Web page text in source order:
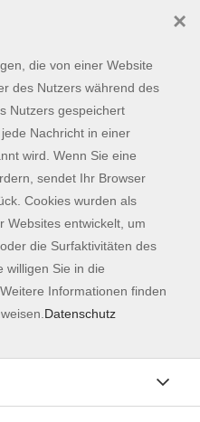
werden.
Kontaktformular
Impressum
AGB
Datenschutzerklärung
die von einer Website
des Nutzers während des
Nutzers gespeichert
Nachricht in einer
wird. Wenn Sie eine
sendet Ihr Browser
Cookies wurden als
Websites entwickelt, um
die Surfaktivitäten des
willigen Sie in die
Informationen finden
Datenschutz
×